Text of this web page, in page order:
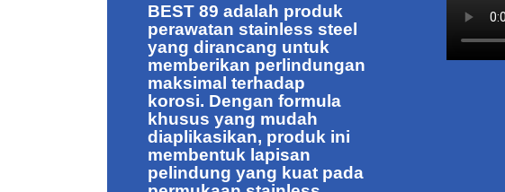
BEST 89 adalah produk
perawatan stainless steel
yang dirancang untuk
memberikan perlindungan
maksimal terhadap
korosi. Dengan formula
khusus yang mudah
diaplikasikan, produk ini
membentuk lapisan
pelindung yang kuat pada